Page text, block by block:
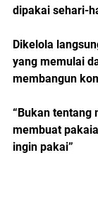
dipakai sehari-
Dikelola
yang memulai
membangun
“Bukan tentang
membuat
ingin pakai”